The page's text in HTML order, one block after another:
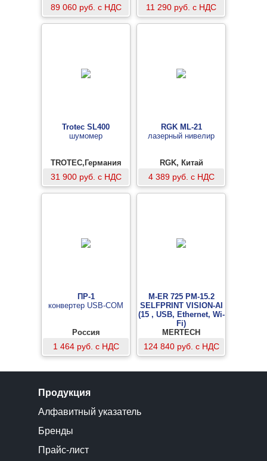
89 060 руб. с НДС 11 290 руб. с НДС
Trotec SL400
шумомер
TROTEC,Германия
31 900 руб. с НДС
RGK ML-21
лазерный нивелир
RGK, Китай
4 389 руб. с НДС
ПР-1
конвертер USB-COM
Россия
1 464 руб. с НДС
M-ER 725 PM-15.2
SELFPRINT VISION-AI
(15 , USB, Ethernet, Wi-
Fi)
торговые настольные
весы с печатью
этикеток
MERTECH
124 840 руб. с НДС
Продукция
Алфавитный указатель
Бренды
Прайс-лист